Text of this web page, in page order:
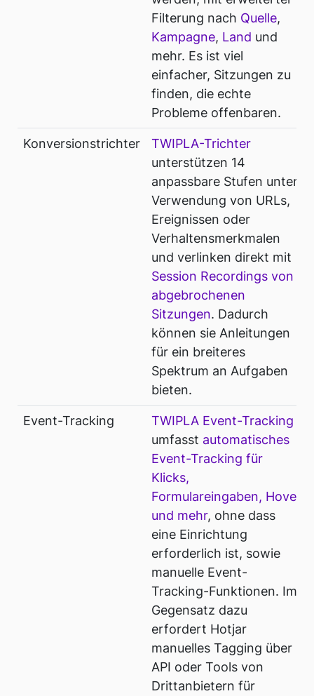
Filterung nach Quelle,
Kampagne, Land und
mehr. Es ist viel
einfacher, Sitzungen zu
finden, die echte
Probleme offenbaren.
Konversionstrichter
TWIPLA-Trichter
unterstützen 14
anpassbare Stufen unter
Verwendung von URLs,
Ereignissen oder
Verhaltensmerkmalen
und verlinken direkt mit
Session Recordings von
abgebrochenen
Sitzungen. Dadurch
können sie Anleitungen
für ein breiteres
Spektrum an Aufgaben
bieten.
Event-Tracking
TWIPLA Event-Tracking
umfasst automatisches
Event-Tracking für
Klicks,
Formulareingaben, Hover
und mehr, ohne dass
eine Einrichtung
erforderlich ist, sowie
manuelle Event-
Tracking-Funktionen. Im
Gegensatz dazu
erfordert Hotjar
manuelles Tagging über
API oder Tools von
Drittanbietern für